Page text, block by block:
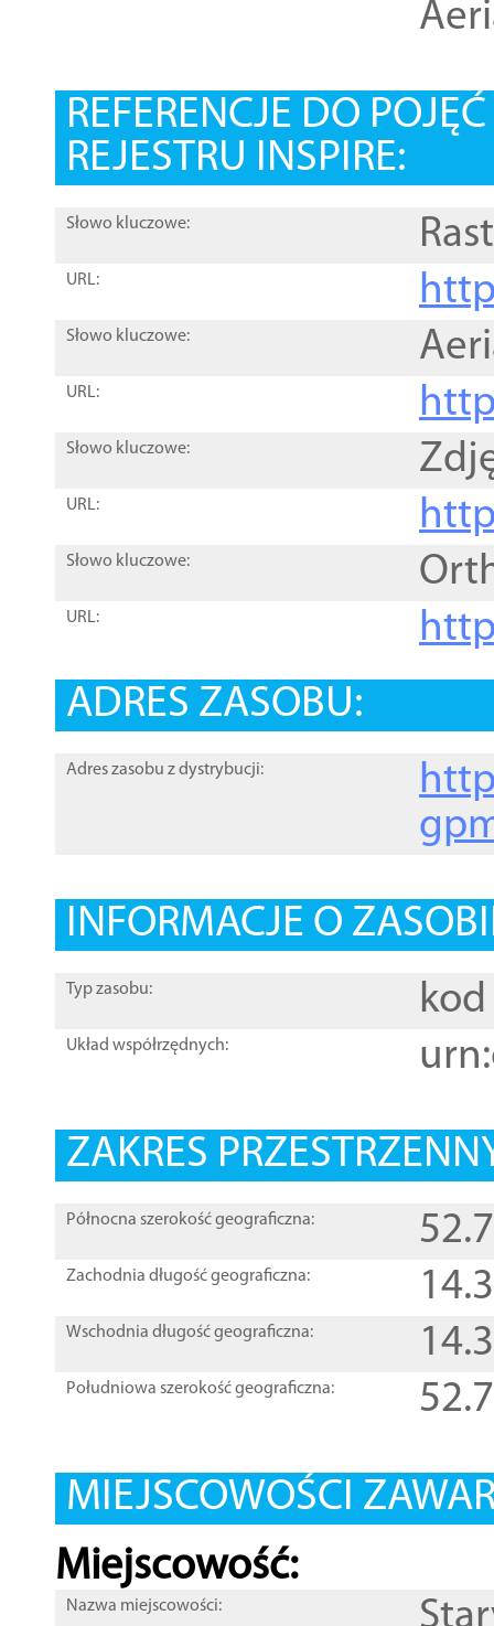
REFERENCJE DO
REJESTRU INSPIRE:
Słowo kluczowe:
URL:
Słowo kluczowe:
URL:
Słowo kluczowe:
URL:
Słowo kluczowe:
URL:
ADRES ZASOBU:
Adres zasobu z dystrybucji:
INFORMACJE O
Typ zasobu: kod
Układ współrzędnych:
ZAKRES
Północna szerokość geograficzna:
Zachodnia długość geograficzna:
Wschodnia długość geograficzna:
Południowa szerokość geograficzna:
MIEJSCOWOŚCI
Miejscowość:
Nazwa miejscowości: